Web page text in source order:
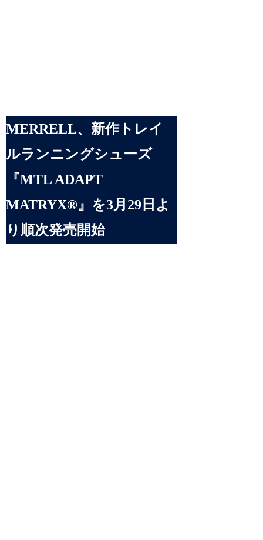
MERRELL、新作トレイ
ルランニングシューズ
『MTL ADAPT
MATRYX®』を3月29日よ
り順次発売開始